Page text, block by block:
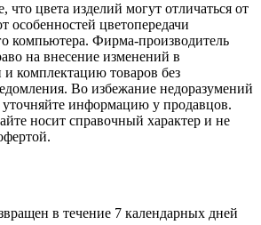
цвета изделий могут отличаться от
особенностей цветопередачи
компьютера. Фирма-производитель
на внесение изменений в
комплектацию товаров без
Во избежание недоразумений
информацию у продавцов.
носит справочный характер и не
в течение 7 календарных дней